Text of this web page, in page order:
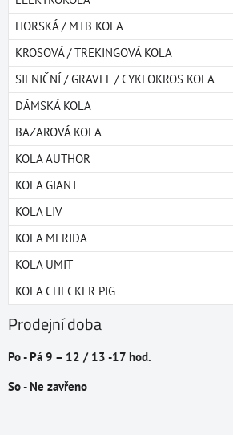
HORSKÁ / MTB KOLA
KROSOVÁ / TREKINGOVÁ KOLA
SILNIČNÍ / GRAVEL / CYKLOKROS KOLA
DÁMSKÁ KOLA
BAZAROVÁ KOLA
KOLA AUTHOR
KOLA GIANT
KOLA LIV
KOLA MERIDA
KOLA UMIT
KOLA CHECKER PIG
Prodejní doba
Po - Pá 9 – 12 / 13 -17 hod.
So - Ne zavřeno